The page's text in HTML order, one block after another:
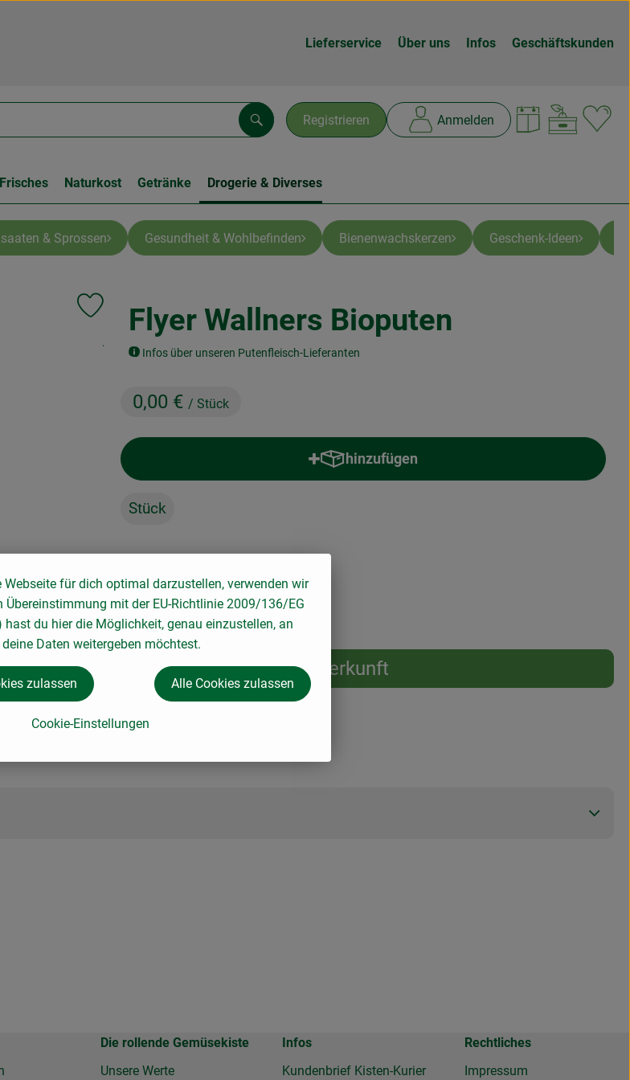
Lieferservice Über uns Infos Geschäftskunden
Registrieren Anmelden
Suchen
Frisches Naturkost Getränke Drogerie & Diverses
& Sprossen Gesundheit & Wohlbefinden Bienenwachskerzen Geschenk-Ideen
Flyer Wallners Bioputen
Infos über unseren Putenfleisch-Lieferanten
0,00 € / Stück
Produkt zu Favouriten hinzufügen
, Kontrollstelle:
.
hinzufügen
Produkt zum Warenkorb hinzufügen
Stück
Rezepte
Herkunft
Rezepte gefunden.
Die rollende Gemüsekiste
Unsere Werte
Infos
Kundenbrief Kisten-Kurier
Rechtliches
Impressum
Webseite für dich optimal darzustellen, verwenden wir
Übereinstimmung mit der EU-Richtlinie 2009/136/EG
hast du hier die Möglichkeit, genau einzustellen, an
Daten weitergeben möchtest.
Cookie-Einstellungen
zulassen Alle Cookies zulassen